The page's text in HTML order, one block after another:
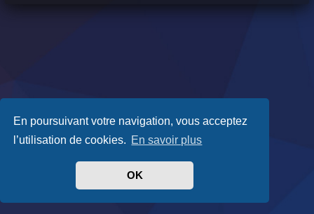
En poursuivant votre navigation, vous acceptez
l’utilisation de cookies. En savoir plus
OK